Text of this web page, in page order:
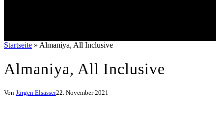
Startseite » Almaniya, All Inclusive
Almaniya, All Inclusive
Von Jürgen Elsässer22. November 2021